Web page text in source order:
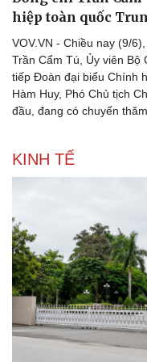
hiệp toàn quốc
VOV.VN - Chiều nay (9/
Trần Cẩm Tú, Ủy viên
tiếp Đoàn đại biểu Chính
Hàm Huy, Phó Chủ tịch
đầu, đang có chuyến
KINH TẾ